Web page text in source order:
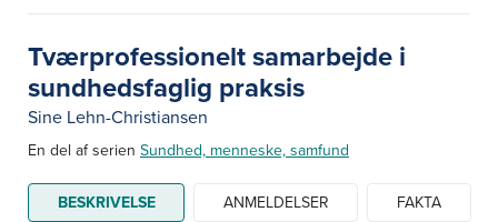
Tværprofessionelt samarbejde i
sundhedsfaglig praksis
Sine Lehn-Christiansen
En del af serien Sundhed, menneske, samfund
BESKRIVELSE ANMELDELSER FAKTA